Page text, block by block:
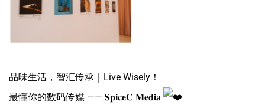
品味生活，智汇传承｜Live Wisely！
最懂你的数码传媒 —— 𝐒𝐩𝐢𝐜𝐞𝐂 𝐌𝐞𝐝𝐢𝐚